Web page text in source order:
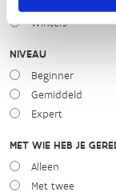
Winters
NIVEAU
Beginner
Gemiddeld
Expert
MET WIE HEB JE
Alleen
Met twee